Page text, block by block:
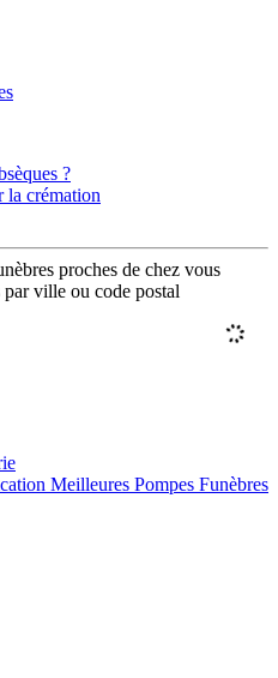
?
la crémation
proches de chez vous
par ville ou code postal
Meilleures Pompes Funèbres